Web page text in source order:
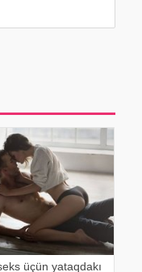
üçün yataqdakı